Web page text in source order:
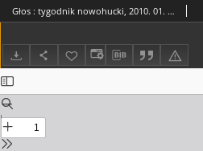
Głos : tygodnik nowohucki, 2010. 01. 29, nr 5